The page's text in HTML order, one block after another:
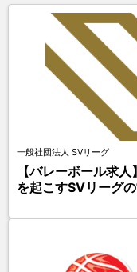
一般社団法人 SVリーグ
【バレーボール求
を起こすSVリーグ